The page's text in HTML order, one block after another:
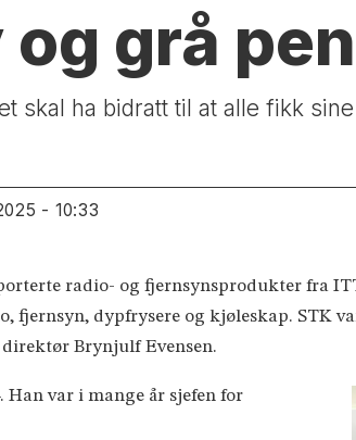
grå
skal ha bidratt til at alle fikk
- 10:33
radio- og fjernsynsprodukter fra
fjernsyn, dypfrysere og kjøleskap. STK
Brynjulf Evensen.
Han var i mange år sjefen for